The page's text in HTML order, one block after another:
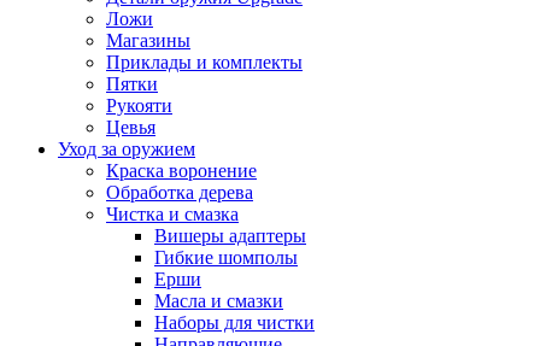
Ложи
Магазины
Приклады и комплекты
Пятки
Рукояти
Цевья
Уход за оружием
Краска воронение
Обработка дерева
Чистка и смазка
Вишеры адаптеры
Гибкие шомполы
Ерши
Масла и смазки
Наборы для чистки